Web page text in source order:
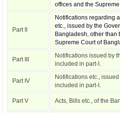
offices and the
Part II
Notifications regarding
etc., issued by the
Bangladesh, other than
Supreme Court of
Part III
Notifications issued by
included in part-I.
Part IV
Notifications etc.,
included in part-I.
Part V Acts, Bills etc., of the